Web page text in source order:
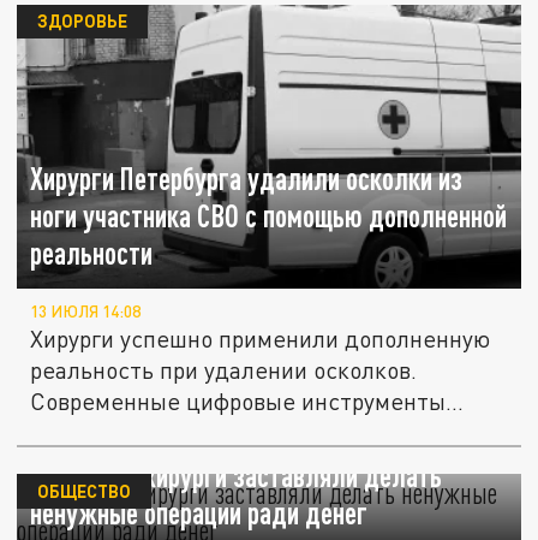
Хирурги Петербурга удалили осколки из
ноги участника СВО с помощью дополненной
реальности
ЗДОРОВЬЕ
13 ИЮЛЯ 14:08
Хирурги успешно применили дополненную
реальность при удалении осколков.
Современные цифровые инструменты...
В Бельгии хирурги заставляли делать
ненужные операции ради денег
ОБЩЕСТВО